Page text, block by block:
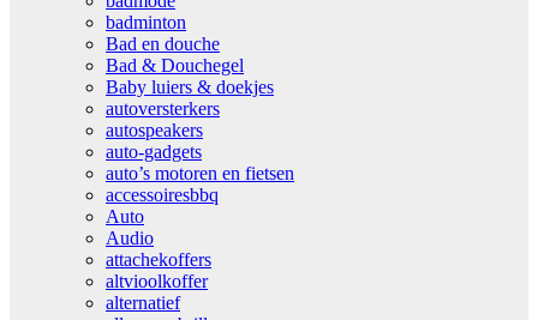
badminton
Bad en douche
Bad & Douchegel
Baby luiers & doekjes
autoversterkers
autospeakers
auto-gadgets
auto’s motoren en fietsen
accessoiresbbq
Auto
Audio
attachekoffers
altvioolkoffer
alternatief